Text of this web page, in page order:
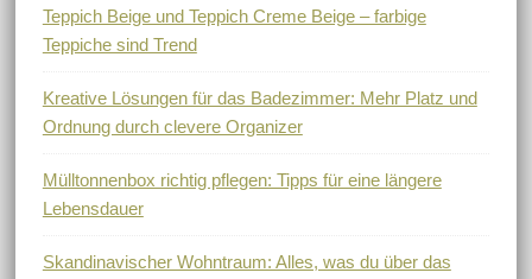
Teppich Beige und Teppich Creme Beige – farbige
Teppiche sind Trend
Kreative Lösungen für das Badezimmer: Mehr Platz und
Ordnung durch clevere Organizer
Mülltonnenbox richtig pflegen: Tipps für eine längere
Lebensdauer
Skandinavischer Wohntraum: Alles, was du über das